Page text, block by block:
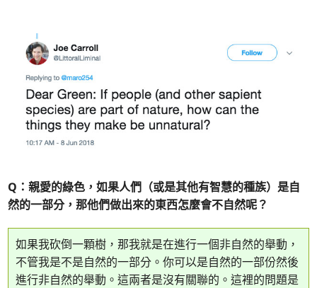
Q：親愛的綠色，如果人們（或是其他有智慧的種族）是自
然的一部分，那他們做出來的東西怎麼會不自然呢？
如果我砍倒一顆樹，那我就是在進行一個非自然的舉動，
不管我是不是自然的一部分。你可以是自然的一部份然後
進行非自然的舉動。這兩者是沒有關聯的。這裡的問題是